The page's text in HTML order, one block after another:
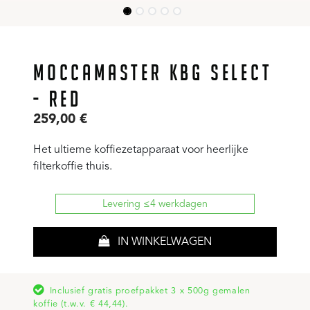
MOCCAMASTER KBG SELECT
- RED
259,00 €
Het ultieme koffiezetapparaat voor heerlijke
filterkoffie thuis.
Levering ≤4 werkdagen
IN WINKELWAGEN
Inclusief gratis proefpakket 3 x 500g gemalen
koffie (t.w.v. € 44,44).